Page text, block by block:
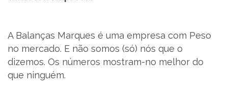
RECRUTAMENTO
BLOG
A Balanças Marques é uma empresa com Peso
no mercado. E não somos (só) nós que o
dizemos. Os números mostram-no melhor do
que ninguém.